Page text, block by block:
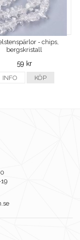
- chips,
bergskristall
59 kr
INFO KÖP